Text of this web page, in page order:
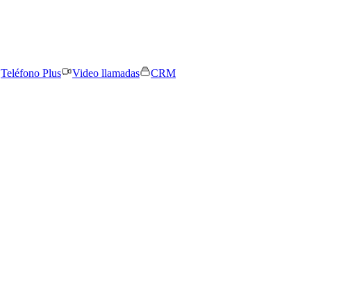
Teléfono Plus Video llamadas
CRM